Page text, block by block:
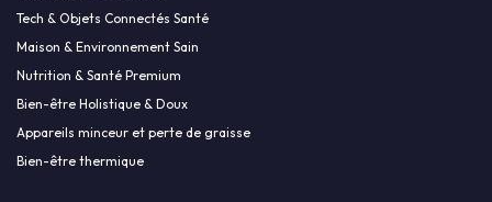
Tech & Objets Connectés Santé
Maison & Environnement Sain
Nutrition & Santé Premium
Bien-être Holistique & Doux
Appareils minceur et perte de graisse
Bien-être thermique